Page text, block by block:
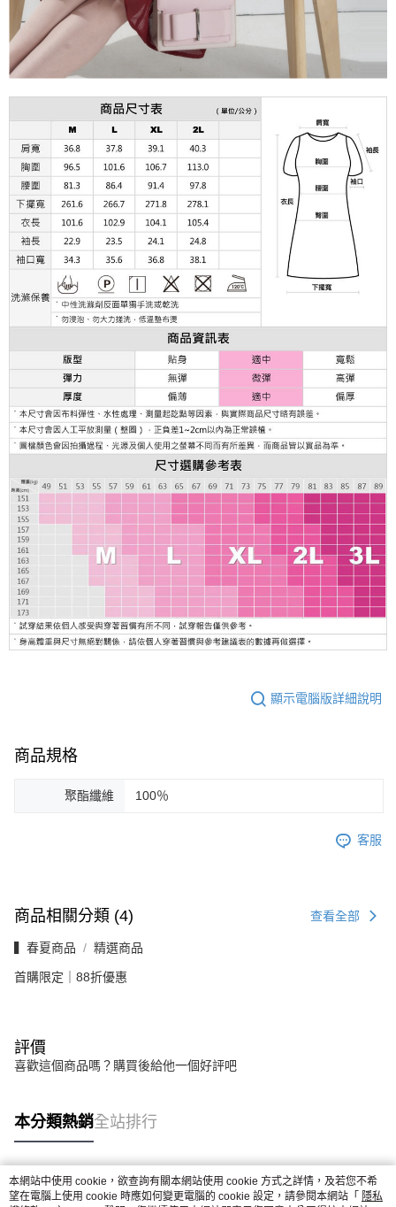
顯示電腦版詳細說明
商品規格
聚酯纖維 100％
客服
商品相關分類 (4) 查看全部
▍春夏商品 精選商品
首購限定｜88折優惠
評價
喜歡這個商品嗎？購買後給他一個好評吧
本分類熱銷全站排行
熱門標籤
本網站中使用 cookie，欲查詢有關本網站使用 cookie 方式之詳情，及若您不希
望在電腦上使用 cookie 時應如何變更電腦的 cookie 設定，請參閱本網站「 隱私